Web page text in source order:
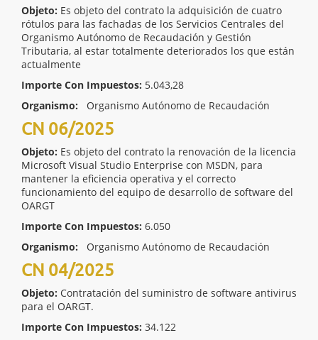
Objeto: Es objeto del contrato la adquisición de cuatro
rótulos para las fachadas de los Servicios Centrales del
Organismo Autónomo de Recaudación y Gestión
Tributaria, al estar totalmente deteriorados los que están
actualmente
Importe Con Impuestos: 5.043,28
Organismo:
Organismo Autónomo de Recaudación
CN 06/2025
Objeto: Es objeto del contrato la renovación de la licencia
Microsoft Visual Studio Enterprise con MSDN, para
mantener la eficiencia operativa y el correcto
funcionamiento del equipo de desarrollo de software del
OARGT
Importe Con Impuestos: 6.050
Organismo:
Organismo Autónomo de Recaudación
CN 04/2025
Objeto: Contratación del suministro de software antivirus
para el OARGT.
Importe Con Impuestos: 34.122